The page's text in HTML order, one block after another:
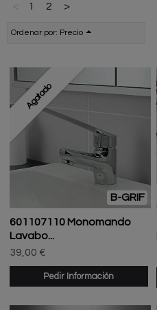
1 2 >
Ordenar por: Precio
Agotado
B-GRIF
601107110 Monomando
Lavabo...
39,00 €
Pedir Información